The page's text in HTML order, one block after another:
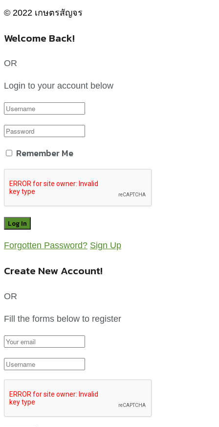
© 2022 เกษตรสัญจร
Welcome Back!
OR
Login to your account below
Remember Me
Forgotten Password? Sign Up
Create New Account!
OR
Fill the forms below to register